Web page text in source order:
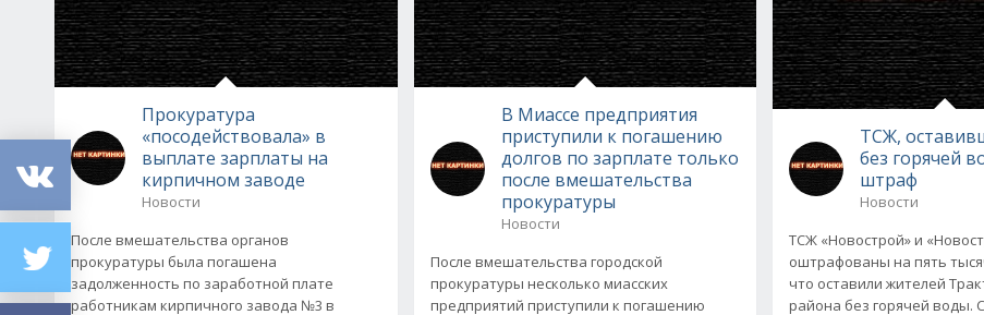
Прокуратура
«посодействовала» в
выплате зарплаты на
кирпичном заводе
Новости
После вмешательства органов
прокуратуры была погашена
задолженность по заработной плате
работникам кирпичного завода №3 в
В Миассе предприятия
приступили к погашению
долгов по зарплате только
после вмешательства
прокуратуры
Новости
После вмешательства городской
прокуратуры несколько миасских
предприятий приступили к погашению
ТСЖ,
без горячей
штраф
Новости
ТСЖ «Новострой» и
оштрафованы на пять
что оставили жителей
района без горячей воды.